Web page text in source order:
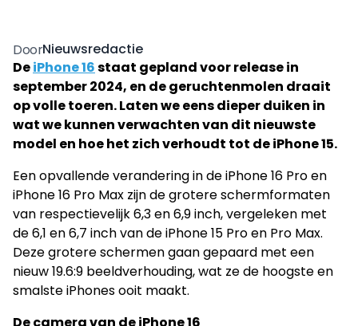
DoorNieuwsredactie
DeiPhone 16staat gepland voor release in
september 2024, en de geruchtenmolen draait
op volle toeren. Laten we eens dieper duiken in
wat we kunnen verwachten van dit nieuwste
model en hoe het zich verhoudt tot de iPhone 15.
Een opvallende verandering in de iPhone 16 Pro en
iPhone 16 Pro Max zijn de grotere schermformaten
van respectievelijk 6,3 en 6,9 inch, vergeleken met
de 6,1 en 6,7 inch van de iPhone 15 Pro en Pro Max.
Deze grotere schermen gaan gepaard met een
nieuw 19.6:9 beeldverhouding, wat ze de hoogste en
smalste iPhones ooit maakt.
De camera van de iPhone 16